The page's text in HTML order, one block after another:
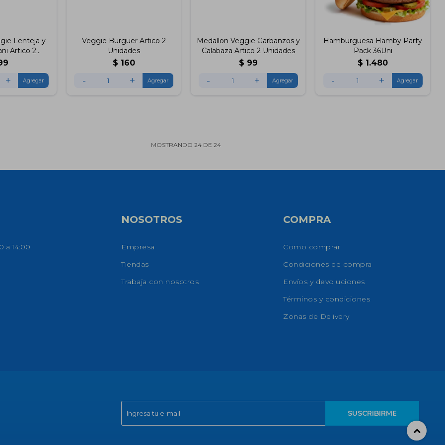
Lenteja y
Artico 2
+
Veggie Burguer Artico 2
Unidades
$ 160
- +
Medallon Veggie Garbanzos y
Calabaza Artico 2 Unidades
$ 99
- +
Hamburguesa Hamby Party
Pack 36Uni
$ 1.480
- +
MOSTRANDO 24DE 24
SUSCRIBIRME
a 14:00
NOSOTROS
Empresa
Tiendas
Trabaja con nosotros
COMPRA
Como comprar
Condiciones de compra
Envíos y devoluciones
Términos y condiciones
Zonas de Delivery